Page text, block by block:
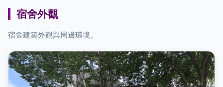
宿舍外觀
宿舍建築外觀與周邊環境。